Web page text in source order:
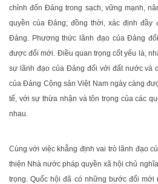
chỉnh đốn Đảng trong sạch, vững mạnh,
quyền của Đảng; đồng thời, xác định
Đảng. Phương thức lãnh đạo của Đảng
được đổi mới. Điều quan trọng cốt yếu là,
sự lãnh đạo của Đảng đối với đất nước và
của Đảng Cộng sản Việt Nam ngày càng
tế, với sự thừa nhận và tôn trọng của các
nhau.
Cùng với việc khẳng định vai trò lãnh đạo
thiện Nhà nước pháp quyền xã hội chủ
trọng. Quốc hội đã có những bước đổi mới